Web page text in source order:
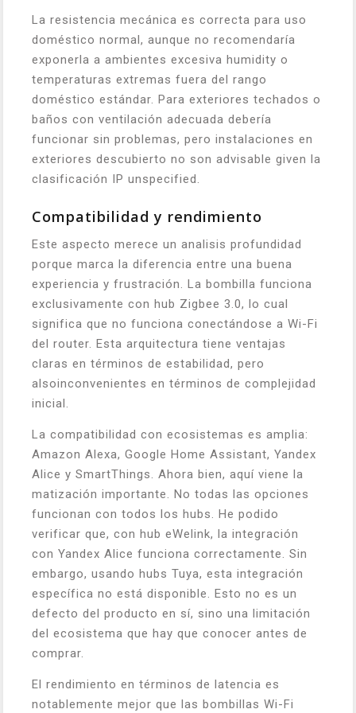
La resistencia mecánica es correcta para uso
doméstico normal, aunque no recomendaría
exponerla a ambientes excesiva humidity o
temperaturas extremas fuera del rango
doméstico estándar. Para exteriores techados o
baños con ventilación adecuada debería
funcionar sin problemas, pero instalaciones en
exteriores descubierto no son advisable given la
clasificación IP unspecified.
Compatibilidad y rendimiento
Este aspecto merece un analisis profundidad
porque marca la diferencia entre una buena
experiencia y frustración. La bombilla funciona
exclusivamente con hub Zigbee 3.0, lo cual
significa que no funciona conectándose a Wi-Fi
del router. Esta arquitectura tiene ventajas
claras en términos de estabilidad, pero
alsoinconvenientes en términos de complejidad
inicial.
La compatibilidad con ecosistemas es amplia:
Amazon Alexa, Google Home Assistant, Yandex
Alice y SmartThings. Ahora bien, aquí viene la
matización importante. No todas las opciones
funcionan con todos los hubs. He podido
verificar que, con hub eWelink, la integración
con Yandex Alice funciona correctamente. Sin
embargo, usando hubs Tuya, esta integración
específica no está disponible. Esto no es un
defecto del producto en sí, sino una limitación
del ecosistema que hay que conocer antes de
comprar.
El rendimiento en términos de latencia es
notablemente mejor que las bombillas Wi-Fi